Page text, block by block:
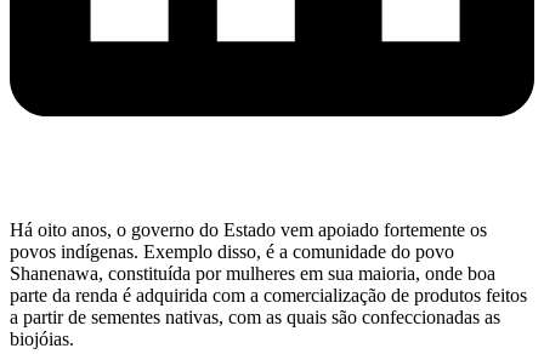
Há oito anos, o governo do Estado vem apoiado fortemente os
povos indígenas. Exemplo disso, é a comunidade do povo
Shanenawa, constituída por mulheres em sua maioria, onde boa
parte da renda é adquirida com a comercialização de produtos feitos
a partir de sementes nativas, com as quais são confeccionadas as
biojóias.